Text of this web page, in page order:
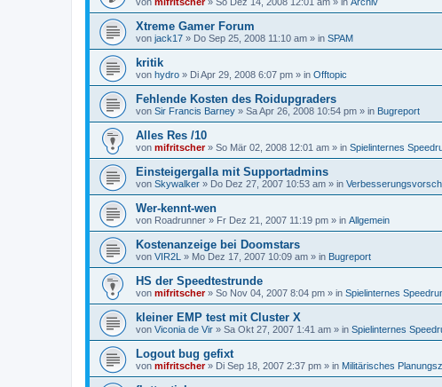
Xtreme Gamer Forum
von jack17 » Do Sep 25, 2008 11:10 am » in SPAM
kritik
von hydro » Di Apr 29, 2008 6:07 pm » in Offtopic
Fehlende Kosten des Roidupgraders
von Sir Francis Barney » Sa Apr 26, 2008 10:54 pm » in Bugreport
Alles Res /10
von mifritscher» So Mär 02, 2008 12:01 am » in Spielinternes
Einsteigergalla mit Supportadmins
von Skywalker » Do Dez 27, 2007 10:53 am » in
Wer-kennt-wen
von Roadrunner » Fr Dez 21, 2007 11:19 pm » in Allgemein
Kostenanzeige bei Doomstars
von VIR2L » Mo Dez 17, 2007 10:09 am » in Bugreport
HS der Speedtestrunde
von mifritscher» So Nov 04, 2007 8:04 pm » in Spielinternes
kleiner EMP test mit Cluster X
von Viconia de Vir » Sa Okt 27, 2007 1:41 am » in Spielinternes
Logout bug gefixt
von mifritscher» Di Sep 18, 2007 2:37 pm » in Militärisches